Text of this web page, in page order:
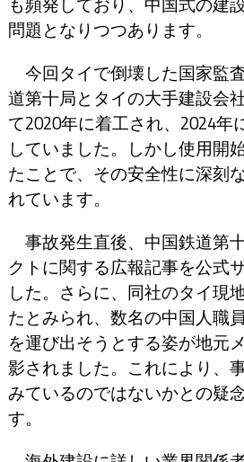
問題となりつつあります。
今回タイで倒壊した国家監
道第十局とタイの大手建設会
て2020年に着工され、2024年
していました。しかし使用開
たことで、その安全性に深刻
れています。
事故発生直後、中国鉄道第
クトに関する広報記事を公式
した。さらに、同社のタイ現
たとみられ、数名の中国人職
を運び出そうとする姿が地元
影されました。これにより、
みているのではないかとの疑
す。